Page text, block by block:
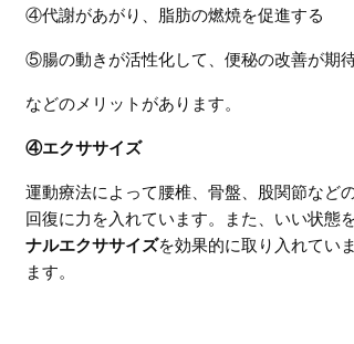
④代謝があがり、脂肪の燃焼を促進する
⑤腸の動きが活性化して、便秘の改善が期
などのメリットがあります。
④エクササイズ
運動療法によって腰椎、骨盤、股関節など
回復に力を入れています。また、いい状態
ナルエクササイズを効果的に取り入れていま
ます。